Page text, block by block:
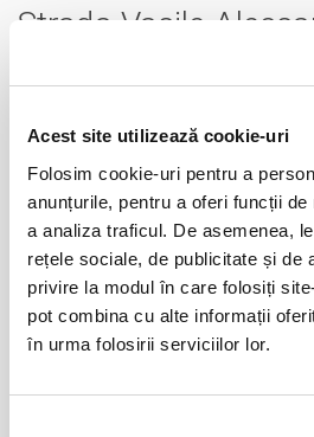
Acest site utilizează cookie-uri
Folosim cookie-uri pentru a
anunțurile, pentru a oferi funcții
a analiza traficul. De asemenea,
rețele sociale, de publicitate și de
privire la modul în care folosiți
pot combina cu alte informații
în urma folosirii serviciilor lor.
Strada Vasile